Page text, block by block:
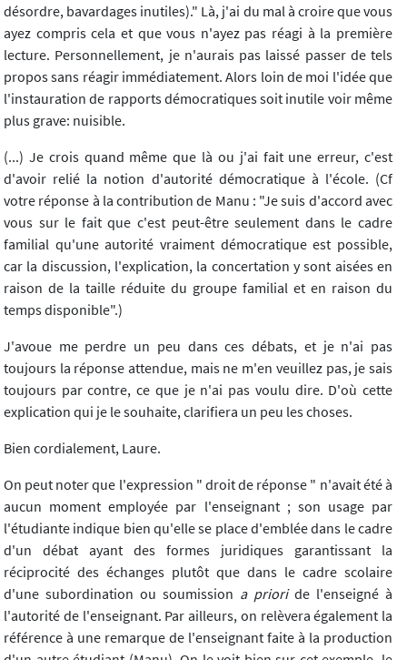
désordre, bavardages inutiles)." Là, j'ai du mal à croire que vous
ayez compris cela et que vous n'ayez pas réagi à la première
lecture. Personnellement, je n'aurais pas laissé passer de tels
propos sans réagir immédiatement. Alors loin de moi l'idée que
l'instauration de rapports démocratiques soit inutile voir même
plus grave: nuisible.
(...) Je crois quand même que là ou j'ai fait une erreur, c'est
d'avoir relié la notion d'autorité démocratique à l'école. (Cf
votre réponse à la contribution de Manu : "Je suis d'accord avec
vous sur le fait que c'est peut-être seulement dans le cadre
familial qu'une autorité vraiment démocratique est possible,
car la discussion, l'explication, la concertation y sont aisées en
raison de la taille réduite du groupe familial et en raison du
temps disponible".)
J'avoue me perdre un peu dans ces débats, et je n'ai pas
toujours la réponse attendue, mais ne m'en veuillez pas, je sais
toujours par contre, ce que je n'ai pas voulu dire. D'où cette
explication qui je le souhaite, clarifiera un peu les choses.
Bien cordialement, Laure.
On peut noter que l'expression " droit de réponse " n'avait été à
aucun moment employée par l'enseignant ; son usage par
l'étudiante indique bien qu'elle se place d'emblée dans le cadre
d'un débat ayant des formes juridiques garantissant la
réciprocité des échanges plutôt que dans le cadre scolaire
d'une subordination ou soumission a priori de l'enseigné à
l'autorité de l'enseignant. Par ailleurs, on relèvera également la
référence à une remarque de l'enseignant faite à la production